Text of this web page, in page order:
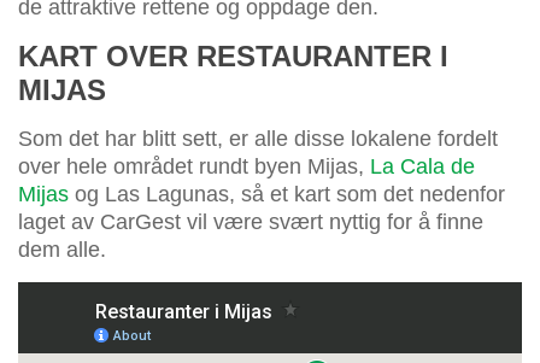
de attraktive rettene og oppdage den.
KART OVER RESTAURANTER I
MIJAS
Som det har blitt sett, er alle disse lokalene fordelt
over hele området rundt byen Mijas, La Cala de
Mijas og Las Lagunas, så et kart som det nedenfor
laget av CarGest vil være svært nyttig for å finne
dem alle.